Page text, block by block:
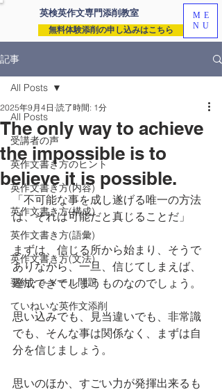
英検英作文専門添削教室
無料体験添削の申し込みはこちら
ME
NU
記事
All Posts
受講者の声
英作文書き方のヒント
英作文書き方(内容)
英作文書き方(構成)
英作文書き方(語彙)
英作文書き方(文法)
要約・e-メール問題
ていねいな英作文添削
All Posts
The only way to achieve
the impossible is to
believe it is possible.
2025年9月4日 読了時間: 1分
「不可能な事を成し遂げる唯一の方法
は、それは可能だと真じることだ」
まずは、信じる所から始まり、そうで
ありながら、一旦、信じてしまえば、
達成できてしまうものなのでしょう。
思い込みでも、見当違いでも、非常識
でも、そんな事は関係なく、まずは自
分を信じましょう。
思いのほか、すごい力が発揮出来るも